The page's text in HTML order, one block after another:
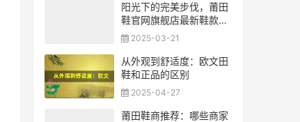
阳光下的完美步伐，莆田
鞋官网旗舰店最新鞋款解
析 2025-03-21
从外观到舒适度：欧文田
鞋和正品的区别
2025-04-27
莆田鞋商推荐：哪些商家